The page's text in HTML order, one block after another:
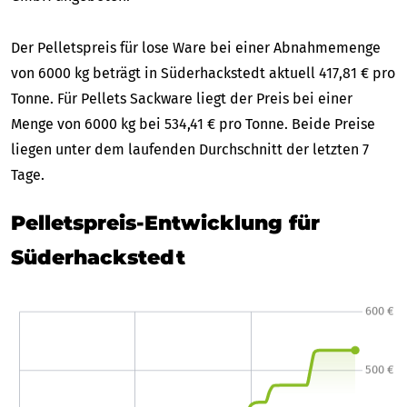
Der Pelletspreis für lose Ware bei einer Abnahmemenge
von 6000 kg beträgt in Süderhackstedt aktuell 417,81 € pro
Tonne. Für Pellets Sackware liegt der Preis bei einer
Menge von 6000 kg bei 534,41 € pro Tonne. Beide Preise
liegen unter dem laufenden Durchschnitt der letzten 7
Tage.
Pelletspreis-Entwicklung für
Süderhackstedt